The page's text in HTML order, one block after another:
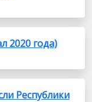
2020 года)
Республики